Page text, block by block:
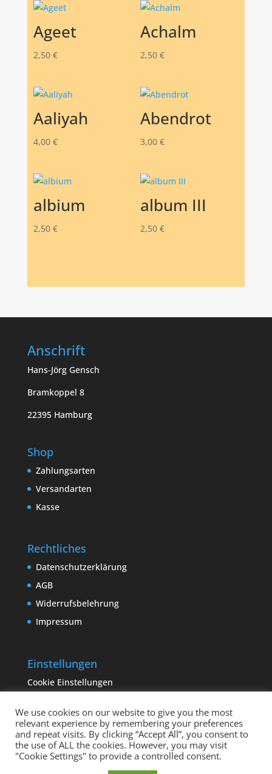
Ageet
2,50 €
Achalm
2,50 €
Aaliyah
4,00 €
Abendrot
3,00 €
albium
2,50 €
album III
2,50 €
Anschrift
Hans-Jörg Gensch
Bramkoppel 8
22395 Hamburg
Shop
Zahlungsarten
Versandarten
Kasse
Rechtliches
Datenschutzerklärung
AGB
Widerrufsbelehrung
Impressum
Einstellungen
Cookie Einstellungen
We use cookies on our website to give you the most
relevant experience by remembering your preferences
and repeat visits. By clicking “Accept All”, you consent to
the use of ALL the cookies. However, you may visit
"Cookie Settings" to provide a controlled consent.